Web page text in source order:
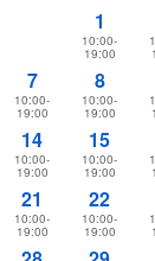
1
10:00-
19:00
7
10:00-
19:00
8
10:00-
19:00
14
10:00-
19:00
15
10:00-
19:00
21
10:00-
19:00
22
10:00-
19:00